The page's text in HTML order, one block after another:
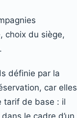
choix du siège,
définie par la
car elles
tarif de base : il